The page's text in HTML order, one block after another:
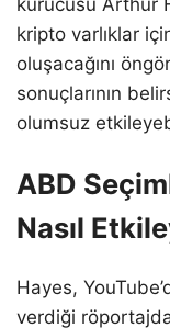
kripto varlıklar
oluşacağını
sonuçlarının
olumsuz
ABD
Nasıl
Hayes,
verdiği